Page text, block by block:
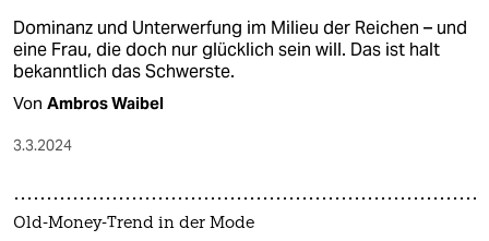
Dominanz und Unterwerfung im Milieu der Reichen – und
eine Frau, die doch nur glücklich sein will. Das ist halt
bekanntlich das Schwerste.
Von Ambros Waibel
3.3.2024
Old-Money-Trend in der Mode